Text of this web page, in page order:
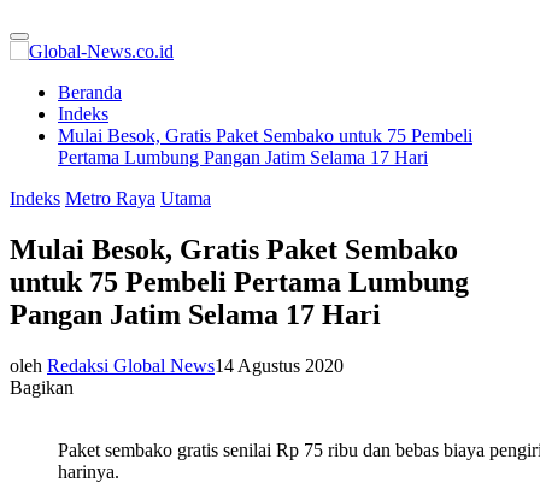
Primary
Menu
Beranda
Indeks
Mulai Besok, Gratis Paket Sembako untuk 75 Pembeli
Pertama Lumbung Pangan Jatim Selama 17 Hari
Indeks Metro Raya Utama
Mulai Besok, Gratis Paket Sembako
untuk 75 Pembeli Pertama Lumbung
Pangan Jatim Selama 17 Hari
oleh Redaksi Global News14 Agustus 2020
Bagikan
Paket sembako gratis senilai Rp 75 ribu dan bebas biaya
harinya.